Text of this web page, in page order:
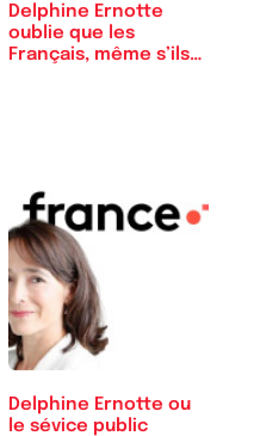
Delphine Ernotte
oublie que les
Français, même s’ils…
Delphine Ernotte ou
le sévice public